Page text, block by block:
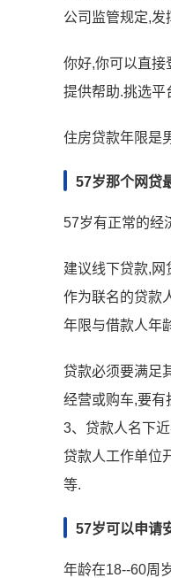
公司监管规定,
你好,你可以直接
提供帮助.挑选平
住房贷款年限是
57岁那个网贷
57岁有正常的经
建议线下贷款,
作为联名的贷款
年限与借款人年
贷款必须要满足
经营或购车,要有
3、贷款人名下
贷款人工作单位
等.
57岁可以申请
年龄在18--60周